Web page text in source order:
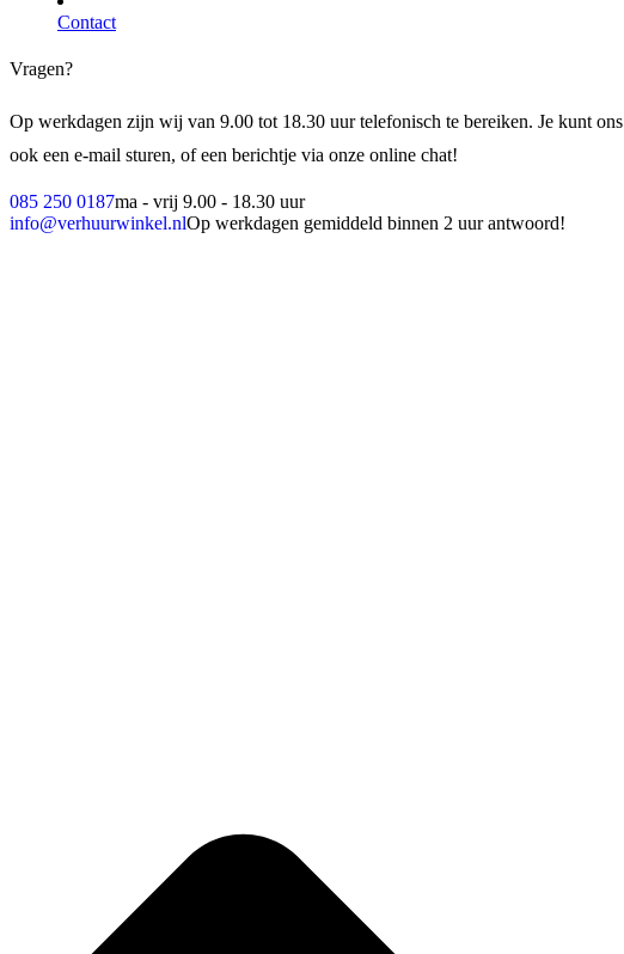
Contact
Vragen?
Op werkdagen zijn wij van 9.00 tot 18.30 uur telefonisch te bereiken. Je kunt ons
ook een e-mail sturen, of een berichtje via onze online chat!
085 250 0187ma - vrij 9.00 - 18.30 uur
info@verhuurwinkel.nlOp werkdagen gemiddeld binnen 2 uur antwoord!